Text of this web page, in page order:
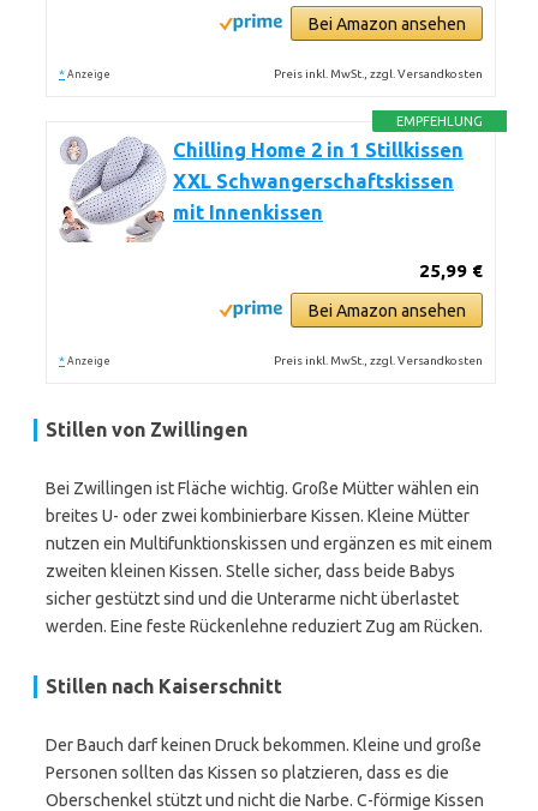
Bei Amazon ansehen
* Anzeige Preis inkl. MwSt., zzgl. Versandkosten
EMPFEHLUNG
Chilling Home 2 in 1 Stillkissen
XXL Schwangerschaftskissen
mit Innenkissen
25,99 €
Bei Amazon ansehen
* Anzeige Preis inkl. MwSt., zzgl. Versandkosten
Stillen von Zwillingen
Bei Zwillingen ist Fläche wichtig. Große Mütter wählen ein
breites U- oder zwei kombinierbare Kissen. Kleine Mütter
nutzen ein Multifunktionskissen und ergänzen es mit einem
zweiten kleinen Kissen. Stelle sicher, dass beide Babys
sicher gestützt sind und die Unterarme nicht überlastet
werden. Eine feste Rückenlehne reduziert Zug am Rücken.
Stillen nach Kaiserschnitt
Der Bauch darf keinen Druck bekommen. Kleine und große
Personen sollten das Kissen so platzieren, dass es die
Oberschenkel stützt und nicht die Narbe. C-förmige Kissen